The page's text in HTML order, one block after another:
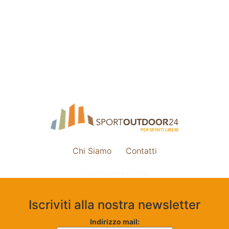
Chi Siamo Contatti
Iscriviti alla nostra newsletter
Indirizzo mail: